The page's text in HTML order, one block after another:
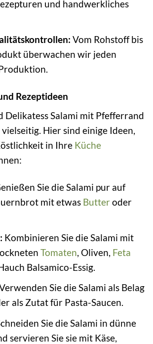
und handwerkliches
Vom Rohstoff bis
überwachen wir jeden
Rezeptideen
Delikatess Salami mit Pfefferrand
Hier sind einige Ideen,
in Ihre Küche
Sie die Salami pur auf
mit etwas Butter oder
Kombinieren Sie die Salami mit
Tomaten , Oliven, Feta
Balsamico-Essig.
Sie die Salami als Belag
als Zutat für Pasta-Saucen.
Sie die Salami in dünne
servieren Sie sie mit Käse,